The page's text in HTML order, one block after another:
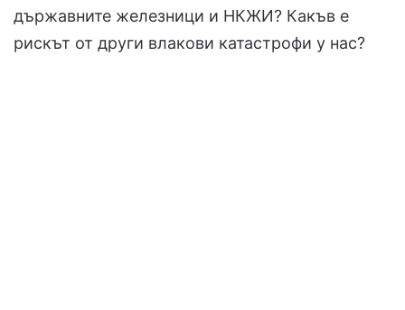
държавните железници и НКЖИ? Какъв е
рискът от други влакови катастрофи у нас?